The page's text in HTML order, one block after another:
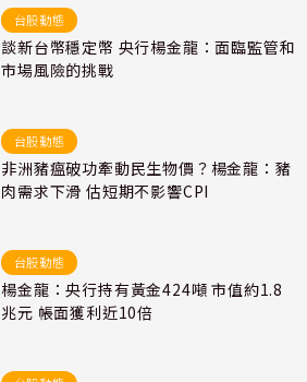
台股動態
談新台幣穩定幣 央行楊金龍：面臨監管和
市場風險的挑戰
台股動態
非洲豬瘟破功牽動民生物價？楊金龍：豬
肉需求下滑 估短期不影響CPI
台股動態
楊金龍：央行持有黃金424噸 市值約1.8
兆元 帳面獲利近10倍